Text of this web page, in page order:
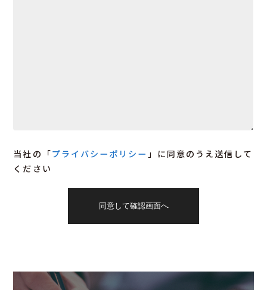
当社の「プライバシーポリシー 」に同意のうえ送信して
ください